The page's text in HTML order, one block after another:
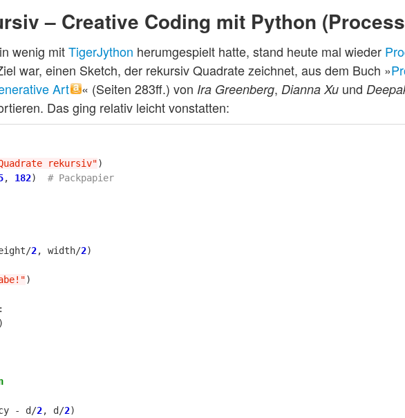
– Creative Coding mit Python
wenig mitTigerJython herumgespielt hatte, stand heute mal wieder
war, einen Sketch, der rekursiv Quadrate zeichnet, aus dem Buch »
Art
« (Seiten 283ff.) von Ira Greenberg, Dianna Xu und
Das ging relativ leicht vonstatten:
rekursiv")
, 182)
/2, width/2)
)
)
- d /2, d /2)